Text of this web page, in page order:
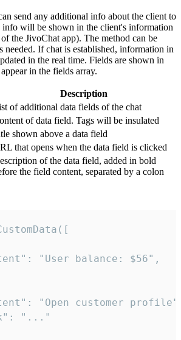
send any additional info about the client to
info will be shown in the client's information
the JivoChat app). The method can be
needed. If chat is established, information in
in the real time. Fields are shown in
in the fields array.
Description
of additional data fields of the chat
of data field. Tags will be insulated
shown above a data field
that opens when the data field is clicked
of the data field, added in bold
the field content, separated by a colon
"User balance: $56",
"Open customer
"..."